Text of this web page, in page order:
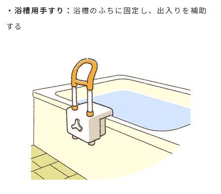
・浴槽用手すり： 浴槽のふちに固定し、出入りを補助
する